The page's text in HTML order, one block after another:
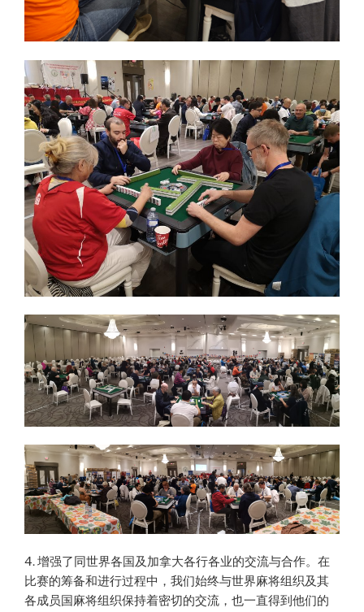
4. 增强了同世界各国及加拿大各行各业的交流与合作。在
比赛的筹备和进行过程中，我们始终与世界麻将组织及其
各成员国麻将组织保持着密切的交流，也一直得到他们的